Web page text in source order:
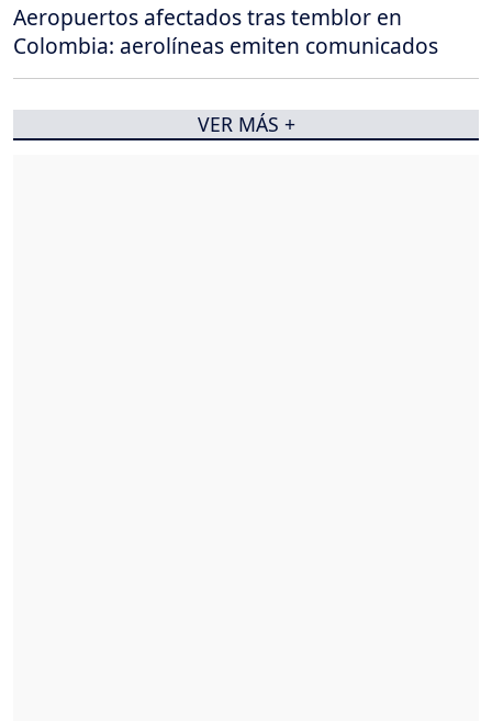
Aeropuertos afectados tras temblor en
Colombia: aerolíneas emiten comunicados
VER MÁS +